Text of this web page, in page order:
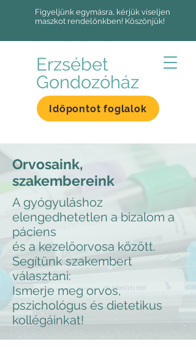
Figyeljünk egymásra, kérjük viseljen
maszkot rendelőnkben! Köszönjük!
Erzsébet
Gondozóház
Időpontot foglalok
Orvosaink,
szakembereink
A gyógyuláshoz
elengedhetetlen a bizalom a
páciens
és a kezelőorvosa között.
Segítünk szakembert
választani:
Ismerje meg orvos,
pszichológus és dietetikus
kollégáinkat!